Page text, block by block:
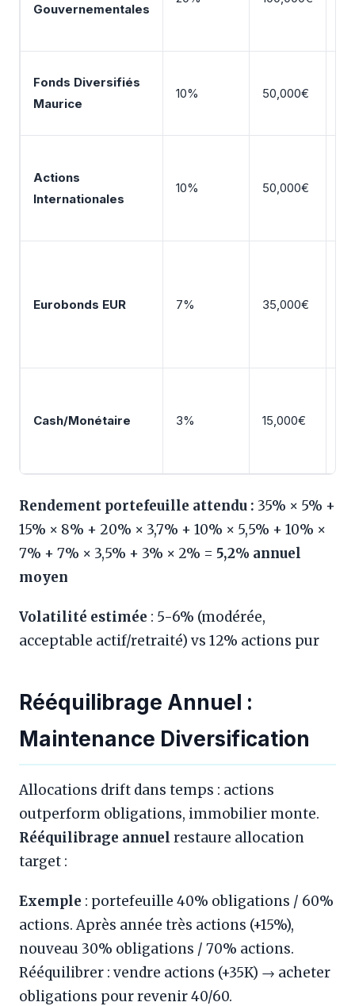
Gouvernementales
Fonds Diversifiés
Maurice
10% 50,000€
Actions
Internationales
10% 50,000€
Eurobonds EUR 7% 35,000€
Cash/Monétaire 3% 15,000€
Rendement portefeuille attendu : 35% × 5% +
15% × 8% + 20% × 3,7% + 10% × 5,5% + 10% ×
7% + 7% × 3,5% + 3% × 2% = 5,2% annuel
moyen
Volatilité estimée : 5-6% (modérée,
acceptable actif/retraité) vs 12% actions pur
Rééquilibrage Annuel :
Maintenance Diversification
Allocations drift dans temps : actions
outperform obligations, immobilier monte.
Rééquilibrage annuel restaure allocation
target :
Exemple : portefeuille 40% obligations / 60%
actions. Après année très actions (+15%),
nouveau 30% obligations / 70% actions.
Rééquilibrer : vendre actions (+35K) → acheter
obligations pour revenir 40/60.